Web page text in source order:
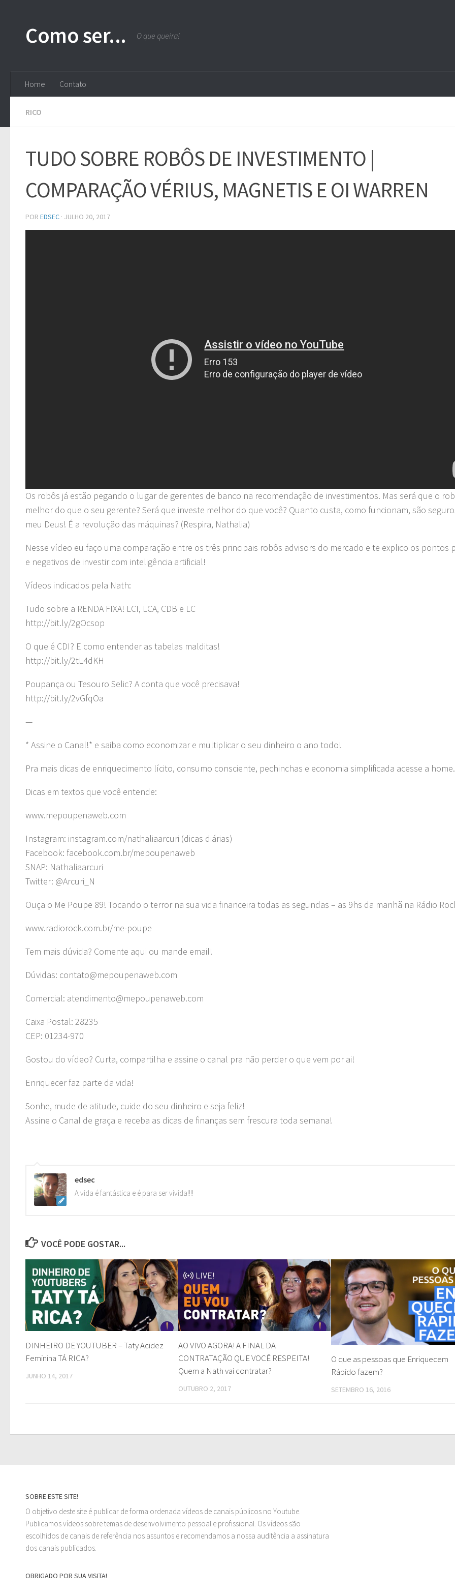
Como ser... O que queira!
Home Contato
RICO
TUDO SOBRE ROBÔS DE INVESTIMENTO |
COMPARAÇÃO VÉRIUS, MAGNETIS E OI WARREN
POR EDSEC · JULHO 20, 2017
Os robôs já estão pegando o lugar de gerentes de banco na recomendação de investimentos. Mas será que o
melhor do que o seu gerente? Será que investe melhor do que você? Quanto custa, como funcionam, são
meu Deus! É a revolução das máquinas? (Respira, Nathalia)
Nesse vídeo eu faço uma comparação entre os três principais robôs advisors do mercado e te explico os pontos
e negativos de investir com inteligência artificial!
Vídeos indicados pela Nath:
Tudo sobre a RENDA FIXA! LCI, LCA, CDB e LC
http://bit.ly/2gOcsop
O que é CDI? E como entender as tabelas malditas!
http://bit.ly/2tL4dKH
Poupança ou Tesouro Selic? A conta que você precisava!
http://bit.ly/2vGfqOa
—
* Assine o Canal!* e saiba como economizar e multiplicar o seu dinheiro o ano todo!
Pra mais dicas de enriquecimento lícito, consumo consciente, pechinchas e economia simplificada acesse a home.
Dicas em textos que você entende:
www.mepoupenaweb.com
Instagram: instagram.com/nathaliaarcuri (dicas diárias)
Facebook: facebook.com.br/mepoupenaweb
SNAP: Nathaliaarcuri
Twitter: @Arcuri_N
Ouça o Me Poupe 89! Tocando o terror na sua vida financeira todas as segundas – as 9hs da manhã na Rádio
www.radiorock.com.br/me-poupe
Tem mais dúvida? Comente aqui ou mande email!
Dúvidas: contato@mepoupenaweb.com
Comercial: atendimento@mepoupenaweb.com
Caixa Postal: 28235
CEP: 01234-970
Gostou do vídeo? Curta, compartilha e assine o canal pra não perder o que vem por ai!
Enriquecer faz parte da vida!
Sonhe, mude de atitude, cuide do seu dinheiro e seja feliz!
Assine o Canal de graça e receba as dicas de finanças sem frescura toda semana!
edsec
A vida é fantástica e é para ser vivida!!!!
VOCÊ PODE GOSTAR...
DINHEIRO DE YOUTUBER – Taty Acidez
Feminina TÁ RICA?
JUNHO 14, 2017
AO VIVO AGORA! A FINAL DA
CONTRATAÇÃO QUE VOCÊ RESPEITA!
Quem a Nath vai contratar?
OUTUBRO 2, 2017
O que as pessoas que Enriquecem
Rápido fazem?
SETEMBRO 16, 2016
SOBRE ESTE SITE!
O objetivo deste site é publicar de forma ordenada vídeos de canais públicos no Youtube.
Publicamos vídeos sobre temas de desenvolvimento pessoal e profissional. Os vídeos são
escolhidos de canais de referência nos assuntos e recomendamos a nossa auditência a assinatura
dos canais publicados.
OBRIGADO POR SUA VISITA!